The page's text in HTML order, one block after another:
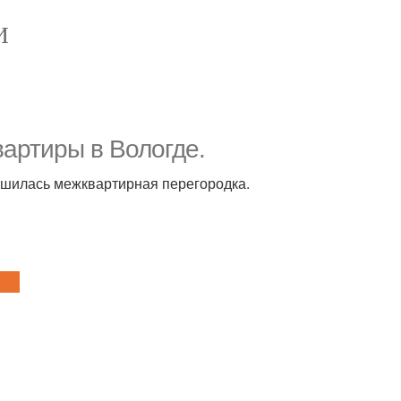
в Вологде.
межквартирная перегородка.